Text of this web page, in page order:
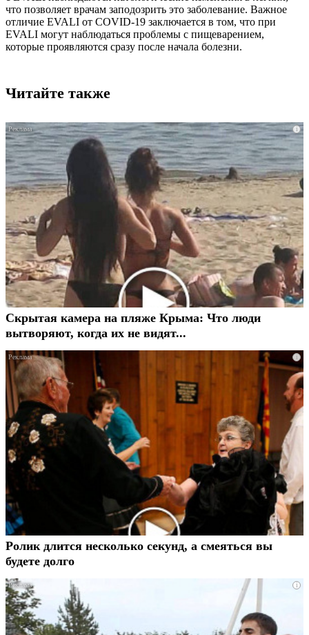
что позволяет врачам заподозрить это заболевание. Важное
отличие EVALI от COVID-19 заключается в том, что при
EVALI могут наблюдаться проблемы с пищеварением,
которые проявляются сразу после начала болезни.
Читайте также
i
Скрытая камера на пляже Крыма: Что люди
вытворяют, когда их не видят...
i
Ролик длится несколько секунд, а смеяться вы
будете долго
i